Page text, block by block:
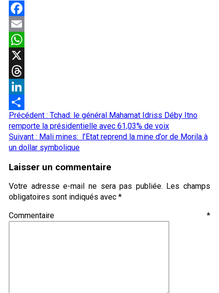
Facebook
Email
WhatsApp
X
Threads
LinkedIn
Partager
Navigation
d’article
Précédent : Tchad: le général Mahamat Idriss Déby Itno
remporte la présidentielle avec 61,03% de voix
Suivant : Mali mines: l’Etat reprend la mine d’or de Morila à
un dollar symbolique
Laisser un commentaire
Votre adresse e-mail ne sera pas publiée. Les champs
obligatoires sont indiqués avec *
Commentaire *